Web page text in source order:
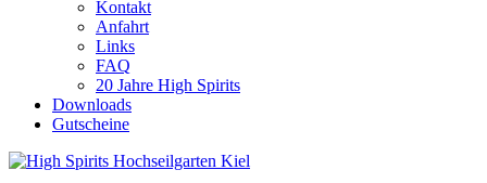
Kontakt
Anfahrt
Links
FAQ
20 Jahre High Spirits
Downloads
Gutscheine